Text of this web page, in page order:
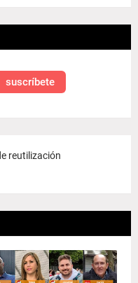
suscríbete
reutilización